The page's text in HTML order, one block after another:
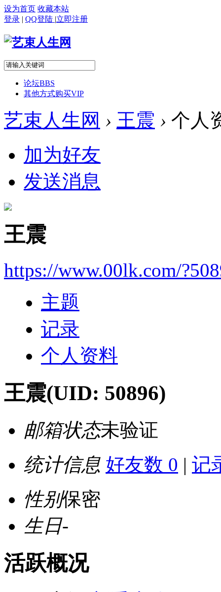
设为首页 收藏本站
登录 | QQ登陆 |立即注册
论坛BBS
其他方式购买VIP
艺束人生网 › 王震 › 个人
加为好友
发送消息
王震
https://www.00lk.com/
主题
记录
个人资料
王震(UID: 50896)
邮箱状态未验证
统计信息 好友数 0 | 记
性别保密
生日-
活跃概况